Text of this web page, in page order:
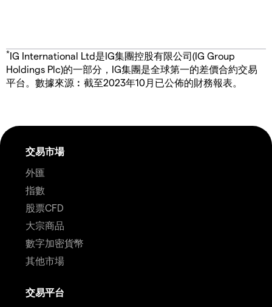
*IG International Ltd是IG集團控股有限公司(IG Group
Holdings Plc)的一部分，IG集團是全球第一的差價合約交易
平台。數據來源︰截至2023年10月已公佈的財務報表。
交易市場
外匯
指數
股票CFD
大宗商品
數字加密貨幣
其他市場
交易平台